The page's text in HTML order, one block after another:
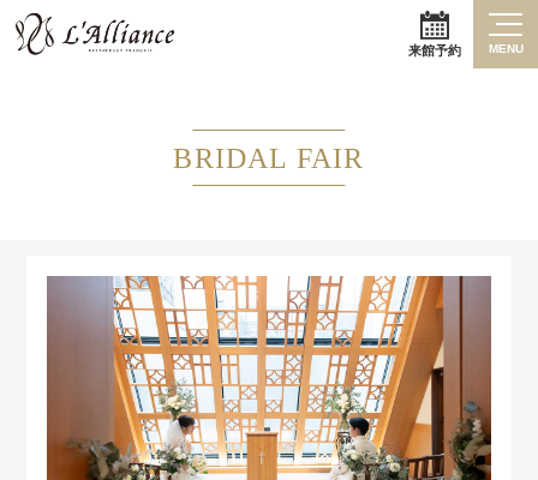
来館予約 MENU
BRIDAL FAIR